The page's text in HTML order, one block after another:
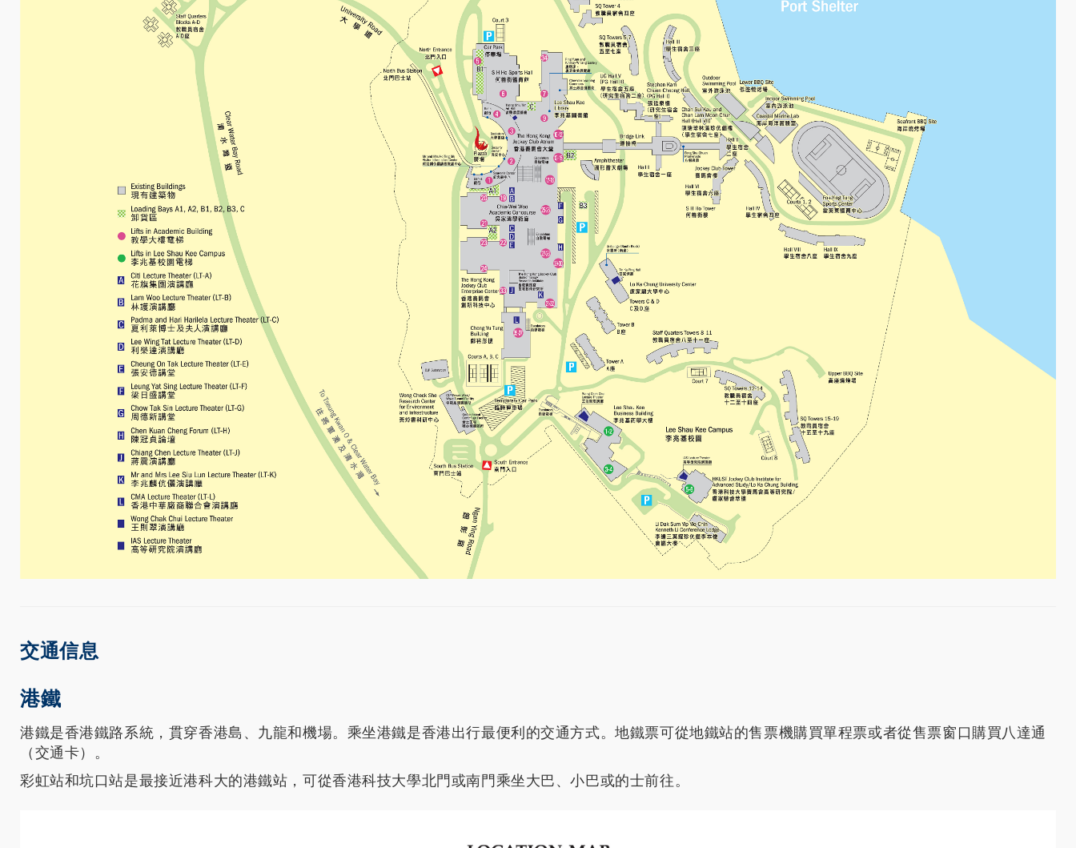
交通信息
港鐵
港鐵是香港鐵路系統，貫穿香港島、九龍和機場。乘坐港鐵是香港出行最便利的交通方式。地鐵票可從地鐵站的售票機購買單程票或者從售票窗口購買八達通
（交通卡）。
彩虹站和坑口站是最接近港科大的港鐵站，可從香港科技大學北門或南門乘坐大巴、小巴或的士前往。